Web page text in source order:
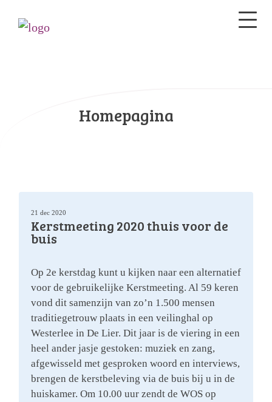
Homepagina
21 dec 2020
Kerstmeeting 2020 thuis voor de
buis
Op 2e kerstdag kunt u kijken naar een alternatief
voor de gebruikelijke Kerstmeeting. Al 59 keren
vond dit samenzijn van zo’n 1.500 mensen
traditiegetrouw plaats in een veilinghal op
Westerlee in De Lier. Dit jaar is de viering in een
heel ander jasje gestoken: muziek en zang,
afgewisseld met gesproken woord en interviews,
brengen de kerstbeleving via de buis bij u in de
huiskamer. Om 10.00 uur zendt de WOS op